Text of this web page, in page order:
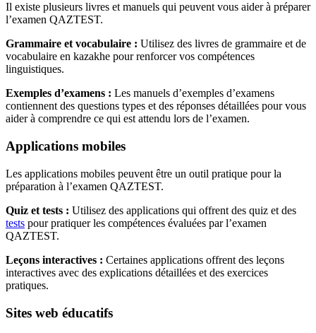
Il existe plusieurs livres et manuels qui peuvent vous aider à préparer
l’examen QAZTEST.
Grammaire et vocabulaire : Utilisez des livres de grammaire et de
vocabulaire en kazakhe pour renforcer vos compétences
linguistiques.
Exemples d’examens : Les manuels d’exemples d’examens
contiennent des questions types et des réponses détaillées pour vous
aider à comprendre ce qui est attendu lors de l’examen.
Applications mobiles
Les applications mobiles peuvent être un outil pratique pour la
préparation à l’examen QAZTEST.
Quiz et tests : Utilisez des applications qui offrent des quiz et des
tests pour pratiquer les compétences évaluées par l’examen
QAZTEST.
Leçons interactives : Certaines applications offrent des leçons
interactives avec des explications détaillées et des exercices
pratiques.
Sites web éducatifs